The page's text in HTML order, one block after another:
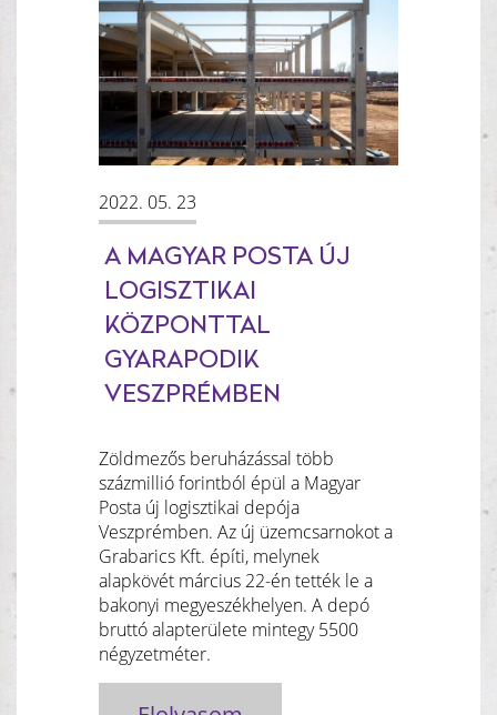
2022. 05. 23
A MAGYAR POSTA ÚJ
LOGISZTIKAI
KÖZPONTTAL
GYARAPODIK
VESZPRÉMBEN
Zöldmezős beruházással több
százmillió forintból épül a Magyar
Posta új logisztikai depója
Veszprémben. Az új üzemcsarnokot a
Grabarics Kft. építi, melynek
alapkövét március 22-én tették le a
bakonyi megyeszékhelyen. A depó
bruttó alapterülete mintegy 5500
négyzetméter.